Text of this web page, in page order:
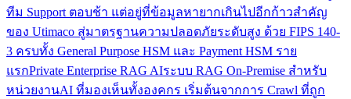
ทีม Support ตอบช้า แต่อยู่ที่ข้อมูลหายากเกินไปอีกก้าวสำคัญ
ของ Utimaco สู่มาตรฐานความปลอดภัยระดับสูง ด้วย FIPS 140-
3 ครบทั้ง General Purpose HSM และ Payment HSM ราย
แรกPrivate Enterprise RAG AIระบบ RAG On-Premise สำหรับ
หน่วยงานAI ที่มองเห็นทั้งองคกร เริ่มต้นจากการ Crawl ที่ถูก